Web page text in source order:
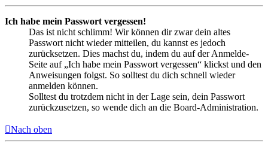
Ich habe mein Passwort vergessen!
Das ist nicht schlimm! Wir können dir zwar dein altes
Passwort nicht wieder mitteilen, du kannst es jedoch
zurücksetzen. Dies machst du, indem du auf der Anmelde-
Seite auf „Ich habe mein Passwort vergessen“ klickst und den
Anweisungen folgst. So solltest du dich schnell wieder
anmelden können.
Solltest du trotzdem nicht in der Lage sein, dein Passwort
zurückzusetzen, so wende dich an die Board-Administration.
Nach oben